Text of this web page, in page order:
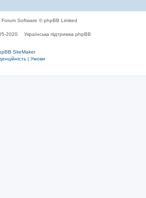
Forum Software © phpBB Limited
2020 Українська підтримка phpBB
SiteMaker
| Умови